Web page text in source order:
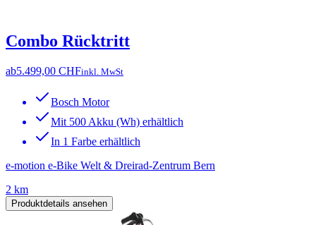
Combo Rücktritt
ab5.499,00 CHFinkl. MwSt
Bosch Motor
Mit 500 Akku (Wh) erhältlich
In 1 Farbe erhältlich
e-motion e-Bike Welt & Dreirad-Zentrum Bern
2 km
Produktdetails ansehen